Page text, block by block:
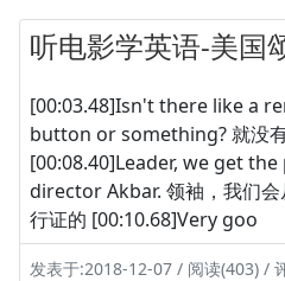
听电影学英语-美国
[00:03.48]Isn't there like a
button or something? 就没
[00:08.40]Leader, we get
director Akbar. 领袖，我们
行证的 [00:10.68]Very goo
发表于:2018-12-07 / 阅读(403) /